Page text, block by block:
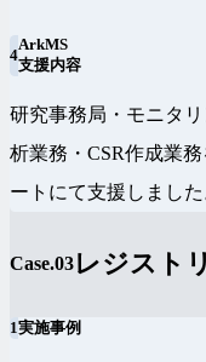
4
ArkMS
支援内容
研究事務局・モニタ
析業務・CSR作成業
ートにて支援しました
Case.03レジスト
1実施事例